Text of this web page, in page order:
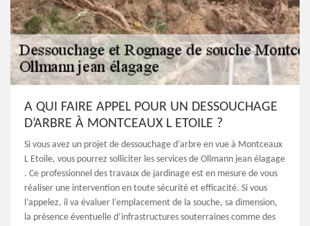
A QUI FAIRE APPEL POUR UN DESSOUCHAGE
D’ARBRE À MONTCEAUX L ETOILE ?
Si vous avez un projet de dessouchage d’arbre en vue à Montceaux
L Etoile, vous pourrez solliciter les services de Ollmann jean élagage
. Ce professionnel des travaux de jardinage est en mesure de vous
réaliser une intervention en toute sécurité et efficacité. Si vous
l’appelez, il va évaluer l’emplacement de la souche, sa dimension,
la présence éventuelle d’infrastructures souterraines comme des